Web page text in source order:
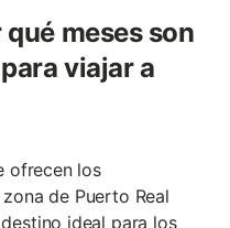
meses son
viajar a
ofrecen los
de Puerto Real
ideal para los